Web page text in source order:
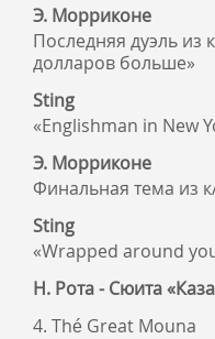
Э. Морриконе
Последняя дуэль из
долларов больше»
Sting
«Englishman in New
Э. Морриконе
Финальная тема из
Sting
«Wrapped around
Н. Рота - Сюита
4. Thé Great Mouna